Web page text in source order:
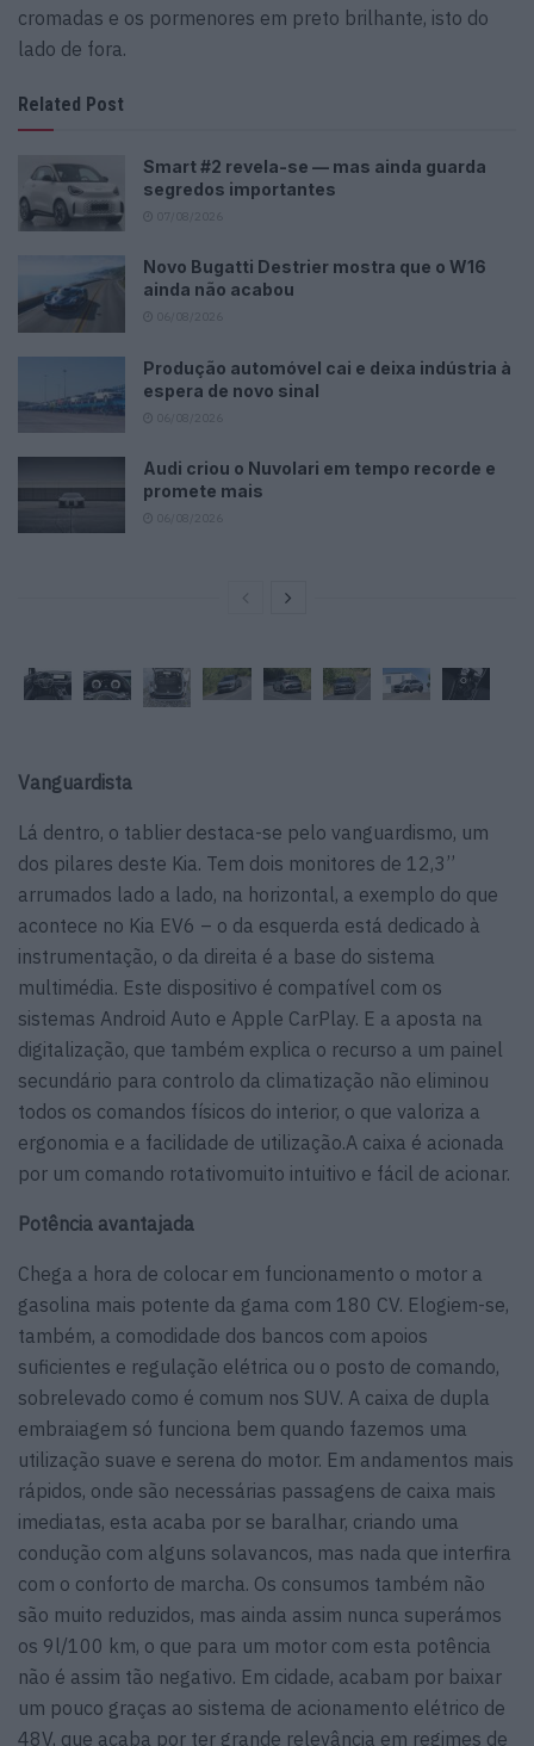
cromadas e os pormenores em preto brilhante, isto do
lado de fora.
Related Post
Smart #2 revela-se — mas ainda guarda
segredos importantes
Novo Bugatti Destrier mostra que o W16
ainda não acabou
Produção automóvel cai e deixa indústria à
espera de novo sinal
Audi criou o Nuvolari em tempo recorde e
promete mais
Vanguardista
Lá dentro, o tablier destaca-se pelo vanguardismo, um
dos pilares deste Kia. Tem dois monitores de 12,3’’
arrumados lado a lado, na horizontal, a exemplo do que
acontece no Kia EV6 – o da esquerda está dedicado à
instrumentação, o da direita é a base do sistema
multimédia. Este dispositivo é compatível com os
sistemas Android Auto e Apple CarPlay. E a aposta na
digitalização, que também explica o recurso a um painel
secundário para controlo da climatização não eliminou
todos os comandos físicos do interior, o que valoriza a
ergonomia e a facilidade de utilização.A caixa é acionada
por um comando rotativomuito intuitivo e fácil de acionar.
Potência avantajada
Chega a hora de colocar em funcionamento o motor a
gasolina mais potente da gama com 180 CV. Elogiem-se,
também, a comodidade dos bancos com apoios
suficientes e regulação elétrica ou o posto de comando,
sobrelevado como é comum nos SUV. A caixa de dupla
embraiagem só funciona bem quando fazemos uma
utilização suave e serena do motor. Em andamentos mais
rápidos, onde são necessárias passagens de caixa mais
imediatas, esta acaba por se baralhar, criando uma
condução com alguns solavancos, mas nada que interfira
com o conforto de marcha. Os consumos também não
são muito reduzidos, mas ainda assim nunca superámos
os 9l/100 km, o que para um motor com esta potência
não é assim tão negativo. Em cidade, acabam por baixar
um pouco graças ao sistema de acionamento elétrico de
48V, que acaba por ter grande relevância em regimes de